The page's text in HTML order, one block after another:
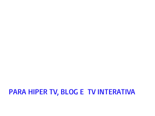
PARA HIPER TV, BLOG E  TV INTERATIVA